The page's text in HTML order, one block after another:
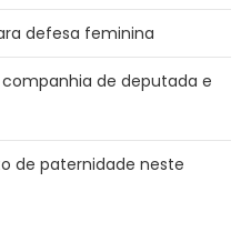
defesa feminina
companhia de deputada e
de paternidade neste